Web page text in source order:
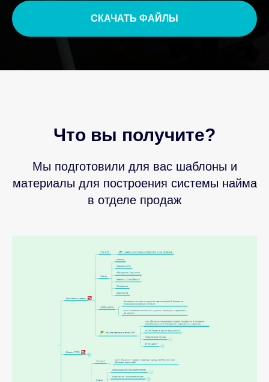
СКАЧАТЬ ФАЙЛЫ
Что вы получите?
Мы подготовили для вас шаблоны и
материалы для построения системы найма
в отделе продаж